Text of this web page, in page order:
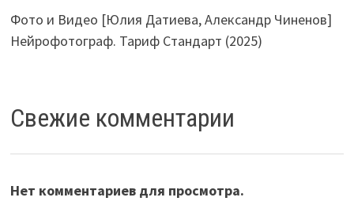
Фото и Видео [Юлия Датиева, Александр Чиненов]
Нейрофотограф. Тариф Стандарт (2025)
Свежие комментарии
Нет комментариев для просмотра.